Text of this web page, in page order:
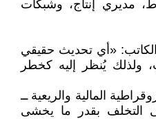
مديري إنتاج، وشبكات
«أي تحديث حقيقي
ولذلك يُنظر إليه كخطر
المالية والريعية ــ
التخلف بقدر ما يخشى